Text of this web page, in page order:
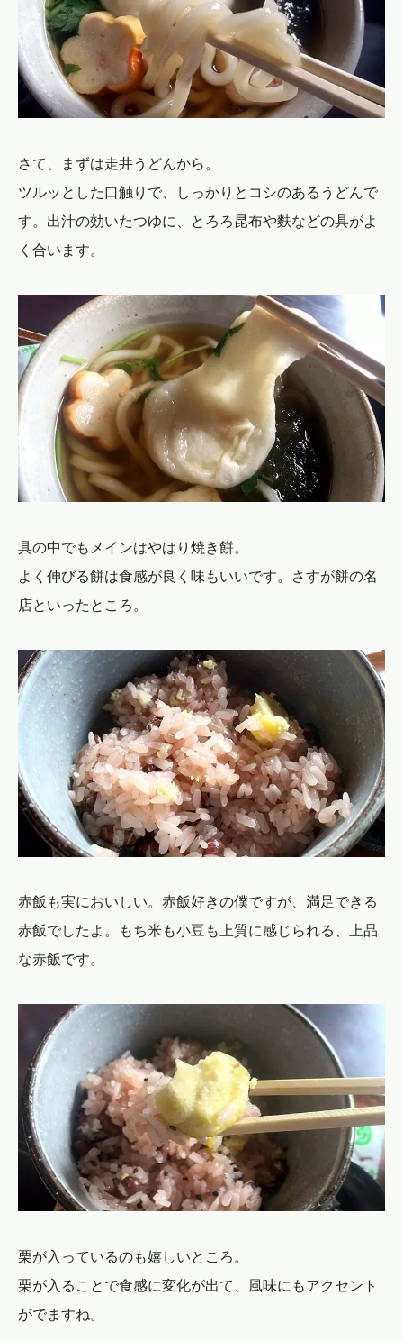
さて、まずは走井うどんから。
ツルッとした口触りで、しっかりとコシのあるうどんで
す。出汁の効いたつゆに、とろろ昆布や麩などの具がよ
く合います。
具の中でもメインはやはり焼き餅。
よく伸びる餅は食感が良く味もいいです。さすが餅の名
店といったところ。
赤飯も実においしい。赤飯好きの僕ですが、満足できる
赤飯でしたよ。もち米も小豆も上質に感じられる、上品
な赤飯です。
栗が入っているのも嬉しいところ。
栗が入ることで食感に変化が出て、風味にもアクセント
がでますね。